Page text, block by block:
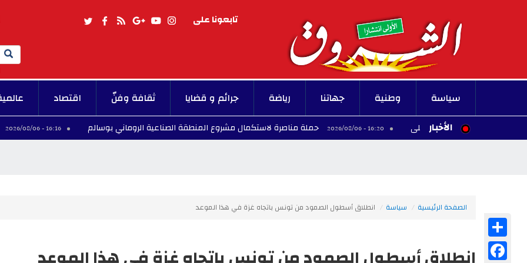
تابعونا على
Search
سياسة وطنية جهاتنا رياضة جرائم و قضايا ثقافة وفنّ اقتصاد
الأخبار
16:20 - 2026/08/06 حملة مناصرة لاستكمال مشروع المنطقة الصناعية الروماني بوسالم 16:16 - 2026/08/06 مصيف
الصفحة الرئيسية سياسة انطلاق أسطول الصمود من تونس باتجاه غزة في هذا الموعد
Facebook